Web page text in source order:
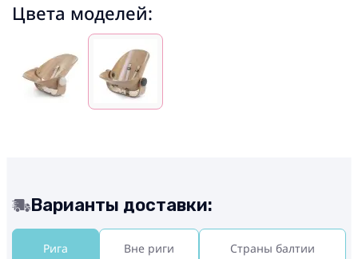
Цвета моделей:
Варианты доставки:
Рига Вне риги Страны балтии